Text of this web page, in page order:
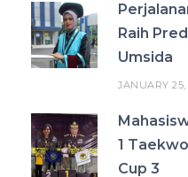
Raih
Umsida
JANUARY 25,
1
Cup 3